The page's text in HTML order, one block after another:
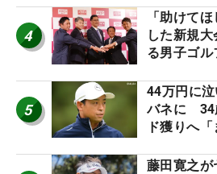
4
「助けて
した新規
る男子ゴル
5
44万円に
バネに 34
ド獲りへ「
藤田寛之が